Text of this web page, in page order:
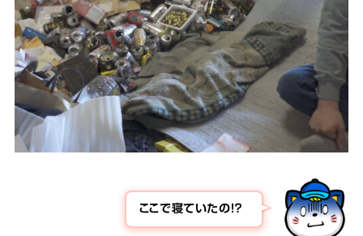
ここで寝ていたの！？